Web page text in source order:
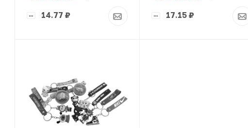
14.77 ₽ 17.15₽